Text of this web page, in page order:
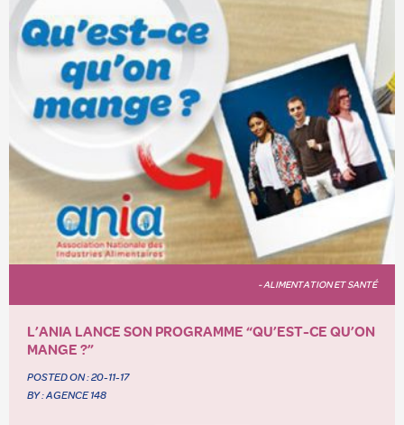
- ALIMENTATION ET SANTÉ
L’ANIA LANCE SON PROGRAMME “QU’EST-CE QU’ON
MANGE ?”
POSTED ON :20-11-17
BY : AGENCE 148